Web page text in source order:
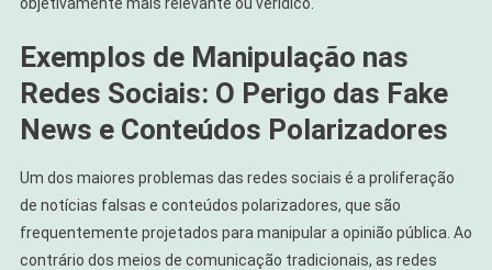
Exemplos de Manipulação nas
Redes Sociais: O Perigo das Fake
News e Conteúdos Polarizadores
Um dos maiores problemas das redes sociais é a proliferação
de notícias falsas e conteúdos polarizadores, que são
frequentemente projetados para manipular a opinião pública. Ao
contrário dos meios de comunicação tradicionais, as redes